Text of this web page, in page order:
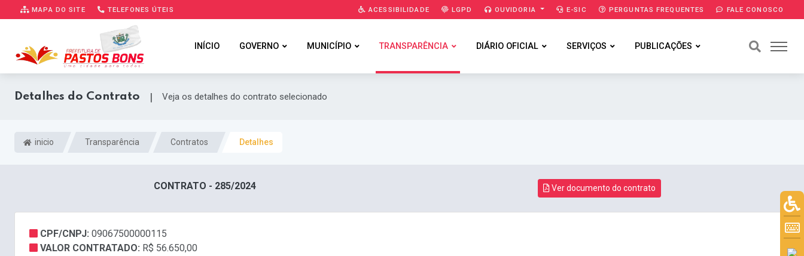
MAPA DO SITE TELEFONES ÚTEIS ACESSIBILIDADE LGPD OUVIDORIA E-SIC PERGUNTAS FREQUENTES FALE CONOSCO
INÍCIO GOVERNO MUNICÍPIO TRANSPARÊNCIA DIÁRIO OFICIAL SERVIÇOS PUBLICAÇÕES
Detalhes do Contrato | Veja os detalhes do contrato selecionado
inicio Transparência Contratos Detalhes
CONTRATO - 285/2024 Ver documento do contrato
CPF/CNPJ: 09067500000115
VALOR CONTRATADO: R$ 56.650,00